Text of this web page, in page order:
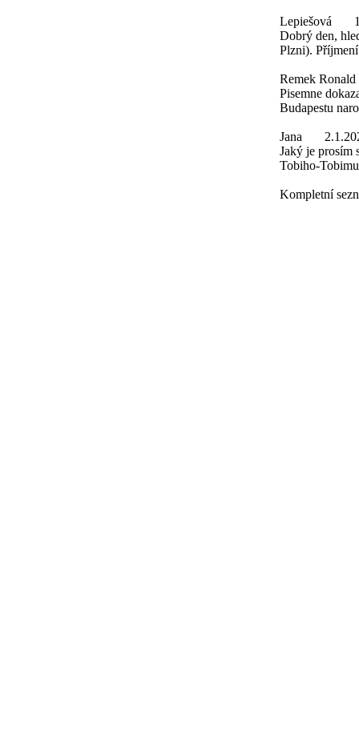
Lepiešová
Dobrý den,
Plzni).
Remek Ronald
Pisemne
Budapestu
Jana
Jaký je prosím
Tobiho-
Kompletní